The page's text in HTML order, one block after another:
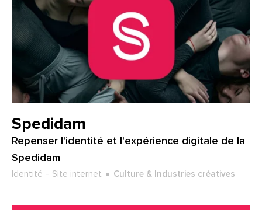
Client :
Spedidam
Repenser l'identité et l'expérience digitale de la
Spedidam
Type de projet :
Identité Site internet
Secteur : Culture & Industries créatives